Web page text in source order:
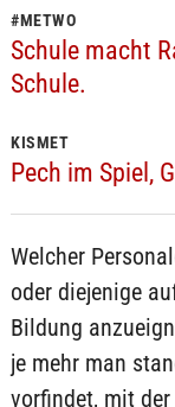
#METWO
Schule macht
Schule.
KISMET
Pech im Spiel,
Welcher
oder diejenige
Bildung
je mehr man
vorfindet, mit